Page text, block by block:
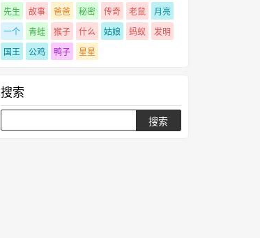
先生
故事 爸爸 秘密 传奇 老鼠
月亮
一个
青蛙 猴子 什么 姑娘 蚂蚁
发明
国王
公鸡 鸭子 星星
搜索